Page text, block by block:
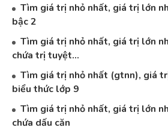
Tìm giá trị nhỏ nhất, giá trị lớn
bậc 2
Tìm giá trị nhỏ nhất, giá trị lớn
chứa trị tuyệt...
Tìm giá trị nhỏ nhất (gtnn), giá
biểu thức lớp 9
Tìm giá trị nhỏ nhất, giá trị lớn
chứa dấu căn